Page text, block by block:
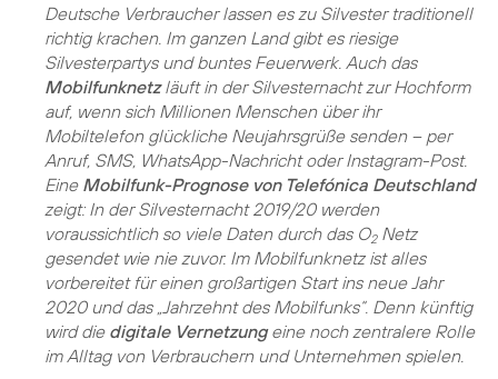
Deutsche Verbraucher lassen es zu Silvester traditionell
richtig krachen. Im ganzen Land gibt es riesige
Silvesterpartys und buntes Feuerwerk. Auch das
Mobilfunknetzläuft in der Silvesternacht zur Hochform
auf, wenn sich Millionen Menschen über ihr
Mobiltelefon glückliche Neujahrsgrüße senden – per
Anruf, SMS, WhatsApp-Nachricht oder Instagram-Post.
Eine Mobilfunk-Prognose von Telefónica Deutschland
zeigt: In der Silvesternacht 2019/20 werden
voraussichtlich so viele Daten durch das O2Netz
gesendet wie nie zuvor. Im Mobilfunknetz ist alles
vorbereitet für einen großartigen Start ins neue Jahr
2020 und das „Jahrzehnt des Mobilfunks“. Denn künftig
wird die digitale Vernetzungeine noch zentralere Rolle
im Alltag von Verbrauchern und Unternehmen spielen.